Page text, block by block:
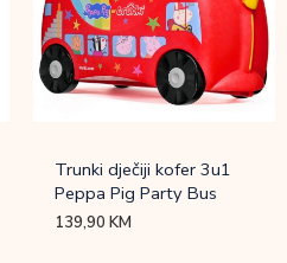
Trunki dječiji kofer 3u1
Peppa Pig Party Bus
139,90KM